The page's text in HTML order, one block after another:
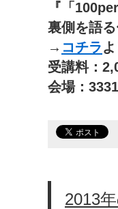
『「
裏側を語る
→ コチラ
受講料：
会場：
2013